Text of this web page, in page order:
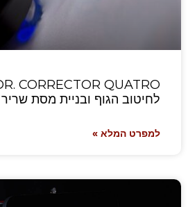
לחיטוב הגוף ובניית מסת שריר
למפרט המלא »